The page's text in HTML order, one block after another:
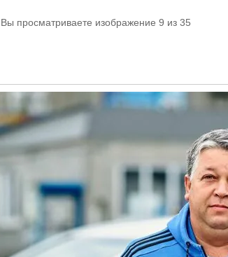
. Вы просматриваете изображение 9 из 35